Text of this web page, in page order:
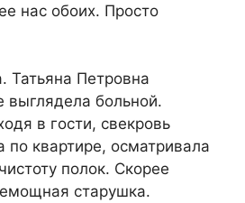
нас обоих. Просто
Татьяна Петровна
выглядела больной.
в гости, свекровь
по квартире, осматривала
полок. Скорее
старушка.